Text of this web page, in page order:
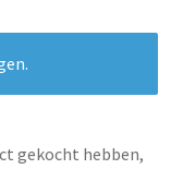
gekocht hebben,